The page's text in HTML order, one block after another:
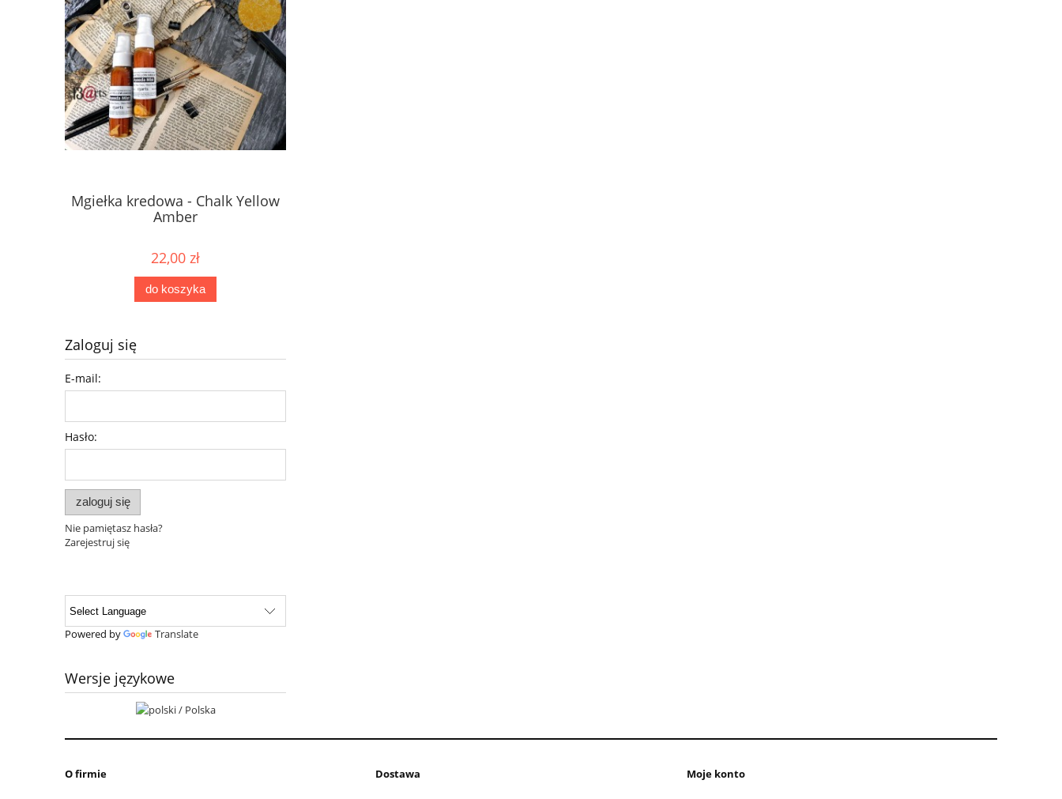
Mgiełka kredowa - Chalk Yellow
Amber
22,00 zł
do koszyka
Zaloguj się
E-mail:
Hasło:
zaloguj się
Nie pamiętasz hasła?
Zarejestruj się
Powered by Translate
Wersje językowe
O firmie Dostawa Moje konto